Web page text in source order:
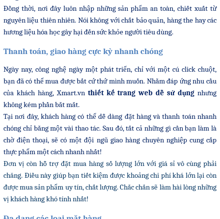
Đồng thời, nơi đây luôn nhập những sản phẩm an toàn, chiết xuất từ
nguyên liệu thiên nhiên. Nói không với chất bảo quản, hàng the hay các
hương liệu hóa học gây hại đến sức khỏe người tiêu dùng.
Thanh toán, giao hàng cực kỳ nhanh chóng
Ngày nay, công nghệ ngày một phát triển, chỉ với một cú click chuột,
bạn đã có thể mua được bất cứ thứ mình muốn. Nhằm đáp ứng nhu cầu
của khách hàng, Xmart.vn thiết kế trang web dễ sử dụng nhưng
không kém phần bắt mắt.
Tại nơi đây, khách hàng có thể dễ dàng đặt hàng và thanh toán nhanh
chóng chỉ bằng một vài thao tác. Sau đó, tất cả những gì cần bạn làm là
chờ điện thoại, sẽ có một đội ngũ giao hàng chuyên nghiệp cung cấp
thực phẩm một cách nhanh nhất!
Đơn vị còn hỗ trợ đặt mua hàng số lượng lớn với giá sỉ vô cùng phải
chăng. Điều này giúp bạn tiết kiệm được khoảng chi phí khá lớn lại còn
được mua sản phẩm uy tín, chất lượng. Chắc chắn sẽ làm hài lòng những
vị khách hàng khó tính nhất!